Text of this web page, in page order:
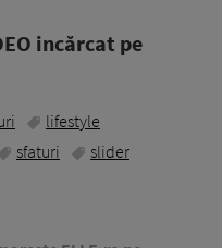
incărcat pe
lifestyle
sfaturi slider